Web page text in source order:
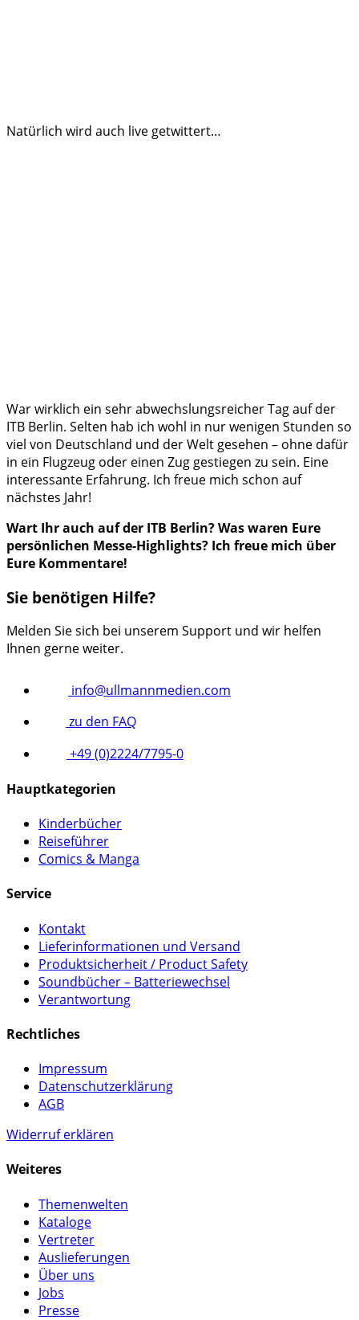
Natürlich wird auch live getwittert…
War wirklich ein sehr abwechslungsreicher Tag auf der
ITB Berlin. Selten hab ich wohl in nur wenigen Stunden so
viel von Deutschland und der Welt gesehen – ohne dafür
in ein Flugzeug oder einen Zug gestiegen zu sein. Eine
interessante Erfahrung. Ich freue mich schon auf
nächstes Jahr!
Wart Ihr auch auf der ITB Berlin? Was waren Eure
persönlichen Messe-Highlights? Ich freue mich über
Eure Kommentare!
Sie benötigen Hilfe?
Melden Sie sich bei unserem Support und wir helfen
Ihnen gerne weiter.
info@ullmannmedien.com
zu den FAQ
+49 (0)2224/7795-0
Hauptkategorien
Kinderbücher
Reiseführer
Comics & Manga
Service
Kontakt
Lieferinformationen und Versand
Produktsicherheit / Product Safety
Soundbücher – Batteriewechsel
Verantwortung
Rechtliches
Impressum
Datenschutzerklärung
AGB
Widerruf erklären
Weiteres
Themenwelten
Kataloge
Vertreter
Auslieferungen
Über uns
Jobs
Presse